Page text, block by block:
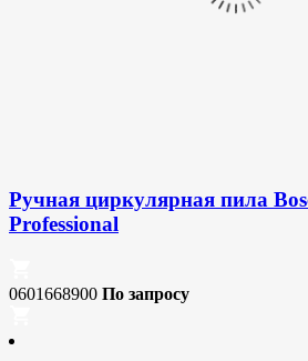
Ручная циркулярная пила
Professional
0601668900 По запросу